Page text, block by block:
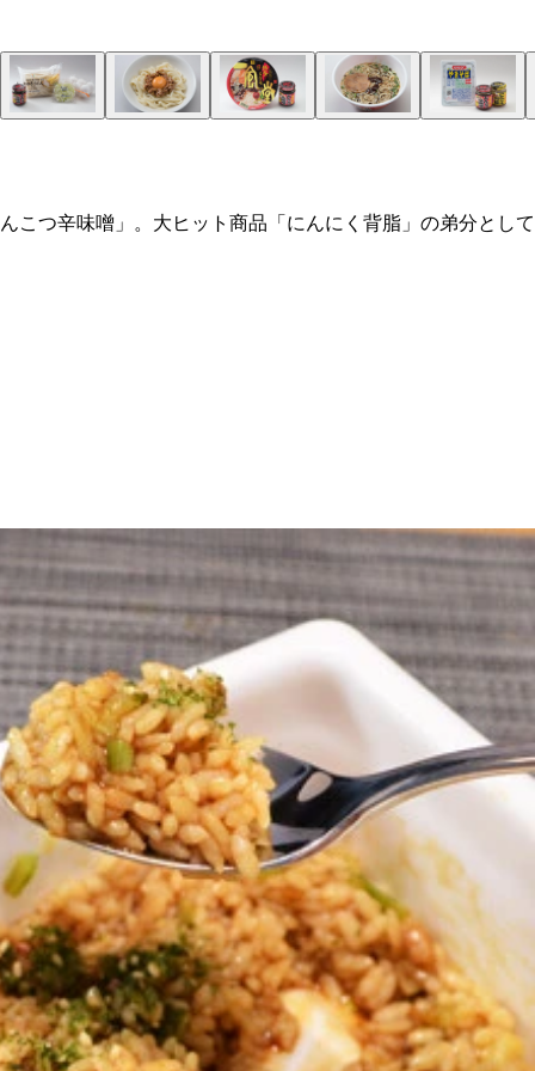
ングすると手堅くハマる
てトースターで２分焼く②海苔で巻いたら完成
えて混ぜ合わせる
プーンの背などで叩いて砕く②ポテトサラダに①のにんに
②豆腐にのせて、仕上げにお好みでゴマを散らしたら完成
めたレトルトカレーをかけ、焼き豚をトッピング
いうちにとんこつ辛味噌とともに混ぜ合わせる
んこつ辛味噌を加えてあえる。③うどんに②のネギ味噌、
のとんこつ辛味噌をのせるだけ。赤丸新味が、からか麺に
半量程度で仕上げる②にんにく背脂ととんこつ辛味噌を１
こつ辛味噌」。大ヒット商品「にんにく背脂」の弟分として